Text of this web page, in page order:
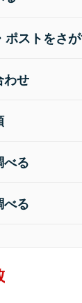
ポストをさ
わせ
べる
べる